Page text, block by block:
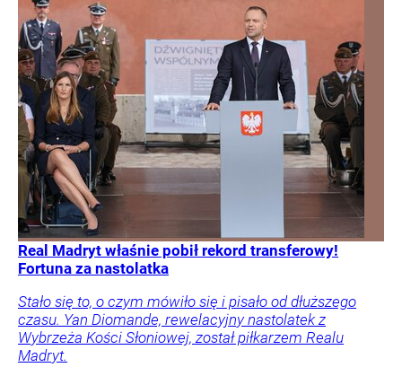
Real Madryt właśnie pobił rekord transferowy!
Fortuna za nastolatka
Stało się to, o czym mówiło się i pisało od dłuższego
czasu. Yan Diomande, rewelacyjny nastolatek z
Wybrzeża Kości Słoniowej, został piłkarzem Realu
Madryt.